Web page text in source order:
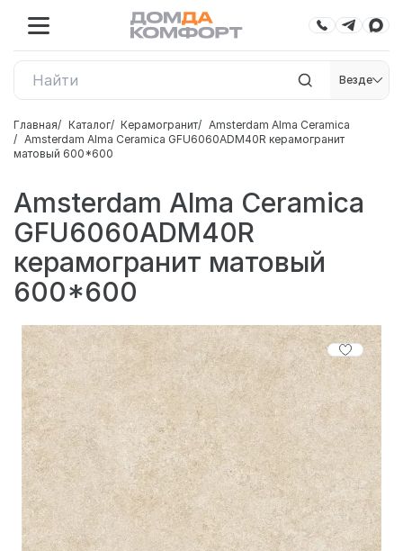
Везде
Главная Каталог Керамогранит
Amsterdam Alma Ceramica
Amsterdam Alma Ceramica GFU6060ADM40R керамогранит
матовый 600*600
Amsterdam Alma Ceramica
GFU6060ADM40R
керамогранит матовый
600*600